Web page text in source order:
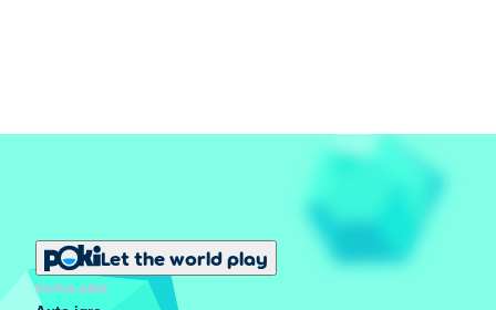
Let the world play
POPULARNI